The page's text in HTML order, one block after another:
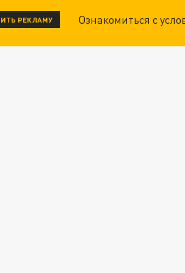
РЕКЛАМУ Ознакомиться с